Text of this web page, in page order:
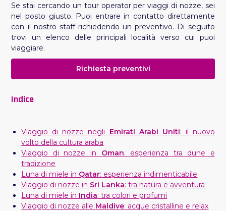
Se stai cercando un tour operator per viaggi di nozze, sei
nel posto giusto. Puoi entrare in contatto direttamente
con il nostro staff richiedendo un preventivo. Di seguito
trovi un elenco delle principali località verso cui puoi
viaggiare.
Richiesta preventivi
Indice
Viaggio di nozze negli Emirati Arabi Uniti: il nuovo
volto della cultura araba
Viaggio di nozze in Oman: esperienza tra dune e
tradizione
Luna di miele in Qatar: esperienza indimenticabile
Viaggio di nozze in Sri Lanka: tra natura e avventura
Luna di miele in India: tra colori e profumi
Viaggio di nozze alle Maldive: acque cristalline e relax